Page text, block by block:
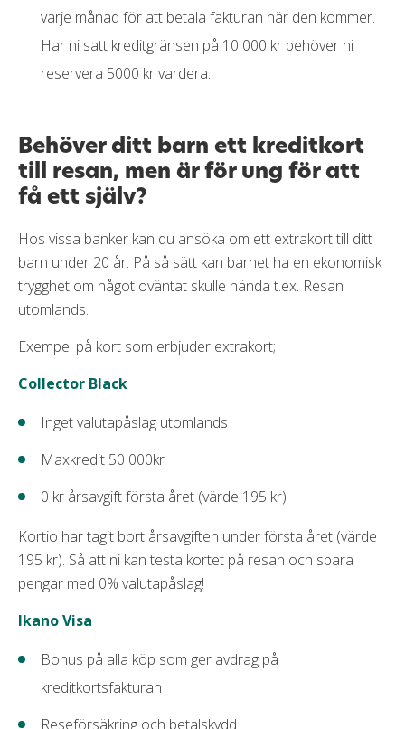
varje månad för att betala fakturan när den kommer.
Har ni satt kreditgränsen på 10 000 kr behöver ni
reservera 5000 kr vardera.
Behöver ditt barn ett kreditkort
till resan, men är för ung för att
få ett själv?
Hos vissa banker kan du ansöka om ett extrakort till ditt
barn under 20 år. På så sätt kan barnet ha en ekonomisk
trygghet om något oväntat skulle hända t.ex. Resan
utomlands.
Exempel på kort som erbjuder extrakort;
Collector Black
Inget valutapåslag utomlands
Maxkredit 50 000kr
0 kr årsavgift första året (värde 195 kr)
Kortio har tagit bort årsavgiften under första året (värde
195 kr). Så att ni kan testa kortet på resan och spara
pengar med 0% valutapåslag!
Ikano Visa
Bonus på alla köp som ger avdrag på
kreditkortsfakturan
Reseförsäkring och betalskydd